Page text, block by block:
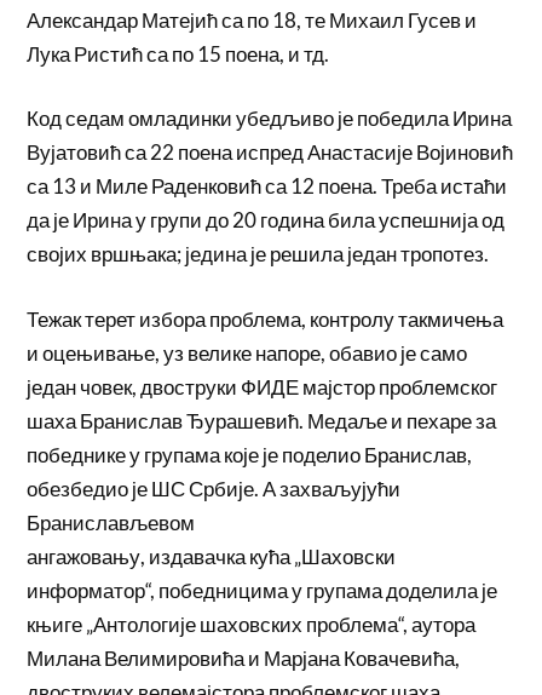
Александар Матејић са по 18, те Михаил Гусев и
Лука Ристић са по 15 поена, и тд.
Код седам омладинки убедљиво је победила Ирина
Вујатовић са 22 поена испред Анастасије Војиновић
са 13 и Миле Раденковић са 12 поена. Треба истаћи
да је Ирина у групи до 20 година била успешнија од
својих вршњака; једина је решила један тропотез.
Тежак терет избора проблема, контролу такмичења
и оцењивање, уз велике напоре, обавио је само
један човек, двоструки ФИДЕ мајстор проблемског
шаха Бранислав Ђурашевић. Медаље и пехаре за
победнике у групама које је поделио Бранислав,
обезбедио је ШС Србије. А захваљујући
Бранислављевом
ангажовању, издавачка кућа „Шаховски
информатор“, победницима у групама доделила је
књиге „Антологије шаховских проблема“, аутора
Милана Велимировића и Марјана Ковачевића,